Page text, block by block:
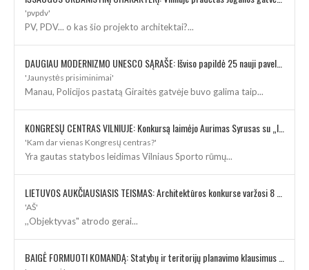
'pvpdv'
PV, PDV... o kas šio projekto architektai?...
'Jaunystės prisiminimai'
Manau, Policijos pastatą Giraitės gatvėje buvo galima taip...
'Kam dar vienas Kongresų centras?'
Yra gautas statybos leidimas Vilniaus Sporto rūmų...
'AŠ'
,,Objektyvas" atrodo gerai...